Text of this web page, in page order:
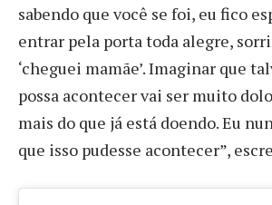
sabendo que você se foi, eu fico
entrar pela porta toda alegre,
‘cheguei mamãe’. Imaginar que
possa acontecer vai ser muito
mais do que já está doendo. Eu
que isso pudesse acontecer”,